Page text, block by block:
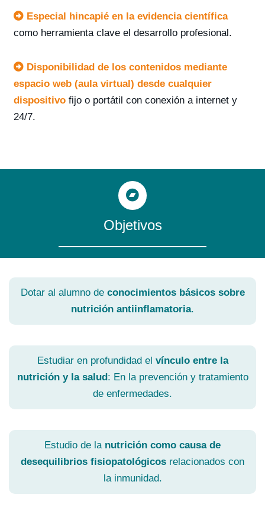
Especial hincapié en la evidencia científica
como herramienta clave el desarrollo profesional.
Disponibilidad de los contenidos mediante
espacio web (aula virtual) desde cualquier
dispositivofijo o portátil con conexión a internet y
24/7.
Objetivos
Dotar al alumno de conocimientos básicos sobre
nutrición antiinflamatoria.
Estudiar en profundidad el vínculo entre la
nutrición y la salud: En la prevención y tratamiento
de enfermedades.
Estudio de la nutrición como causa de
desequilibrios fisiopatológicos relacionados con
la inmunidad.